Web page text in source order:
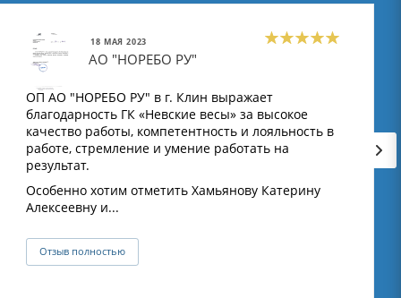
18 МАЯ 2023
АО "НОРЕБО РУ"
ОП АО "НОРЕБО РУ" в г. Клин выражает
благодарность ГК «Невские весы» за высокое
качество работы, компетентность и лояльность в
работе, стремление и умение работать на
результат.
Особенно хотим отметить Хамьянову Катерину
Алексеевну и...
Отзыв полностью